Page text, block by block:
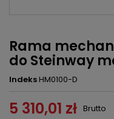
Rama
do Steinway
IndeksHM0100-D
5 310,01 zł Brutto